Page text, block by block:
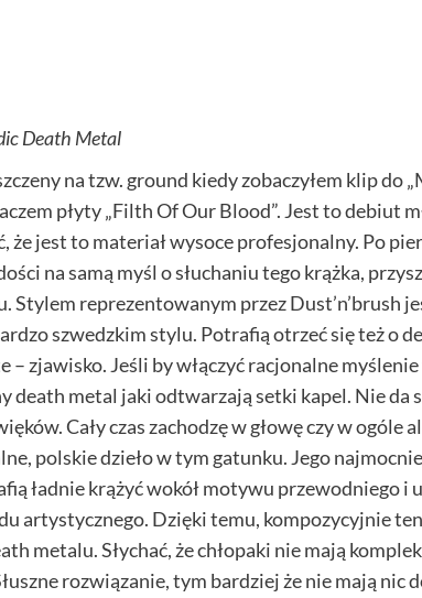
Death Metal
na tzw. ground kiedy zobaczyłem klip do
płyty „Filth Of Our Blood”. Jest to debiut
że jest to materiał wysoce profesjonalny. Po
na samą myśl o słuchaniu tego krążka,
Stylem reprezentowanym przez Dust’n’brush
szwedzkim stylu. Potrafią otrzeć się też o
– zjawisko. Jeśli by włączyć racjonalne
death metal jaki odtwarzają setki kapel. Nie da
Cały czas zachodzę w głowę czy w ogóle
polskie dzieło w tym gatunku. Jego
ładnie krążyć wokół motywu przewodniego i
artystycznego. Dzięki temu, kompozycyjnie
metalu. Słychać, że chłopaki nie mają
rozwiązanie, tym bardziej że nie mają nic